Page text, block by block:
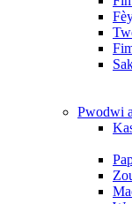
Pwodwi